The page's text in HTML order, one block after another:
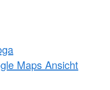
Maps Ansicht